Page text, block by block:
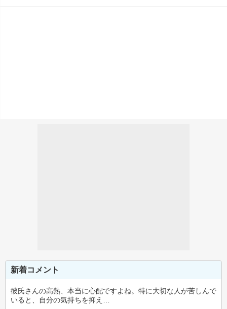
新着コメント
彼氏さんの高熱、本当に心配ですよね。特に大切な人が苦しんで
いると、自分の気持ちを抑え…